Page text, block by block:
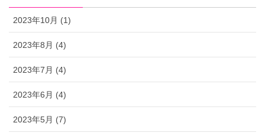
2023年10月 (1)
2023年8月 (4)
2023年7月 (4)
2023年6月 (4)
2023年5月 (7)